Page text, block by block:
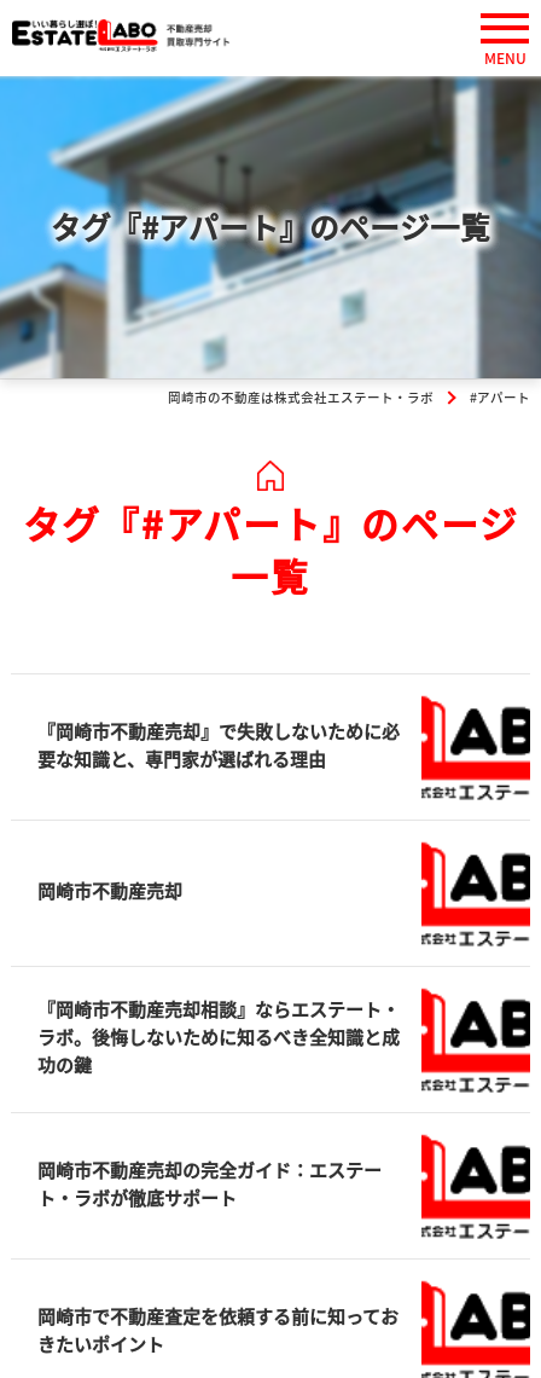
タグ『#アパート』のページ一覧
岡崎市の不動産は株式会社エステート・ラボ #アパート
タグ『#アパート』のページ
一覧
『岡崎市不動産売却』で失敗しないために必
要な知識と、専門家が選ばれる理由
岡崎市不動産売却
『岡崎市不動産売却相談』ならエステート・
ラボ。後悔しないために知るべき全知識と成
功の鍵
岡崎市不動産売却の完全ガイド：エステー
ト・ラボが徹底サポート
岡崎市で不動産査定を依頼する前に知ってお
きたいポイント